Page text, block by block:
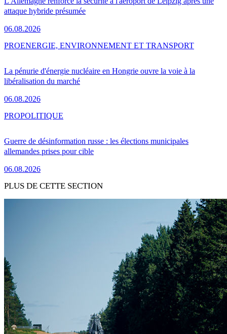
attaque hybride présumée
06.08.2026
La pénurie d'énergie nucléaire en Hongrie ouvre la voie à la
libéralisation du marché
06.08.2026
PROENERGIE, ENVIRONNEMENT ET TRANSPORT
Guerre de désinformation russe : les élections municipales
allemandes prises pour cible
06.08.2026
PROPOLITIQUE
PLUS DE CETTE SECTION